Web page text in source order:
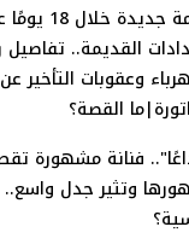
غرامة
القديمة.. تفاصيل
وعقوبات التأخير
القصة؟
فنانة مشهورة
وتثير جدل واسع..